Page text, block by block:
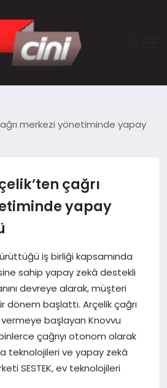
merkezi yönetiminde yapay
çağrı
yapay
iş birliği kapsamında
sahip yapay zekâ destekli
devreye alarak, müşteri
dönem başlattı. Arçelik çağrı
başlayan Knovvu
çağrıyı otonom olarak
teknolojileri ve yapay zekâ
SESTEK, ev teknolojileri